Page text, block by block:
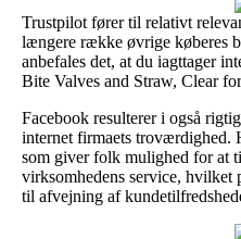
Trustpilot fører til relativt
længere række øvrige køberes
anbefales det, at du iagttager
Bite Valves and Straw, Clear
Facebook resulterer i også
internet firmaets troværdighed.
som giver folk mulighed for at
virksomhedens service, hvilket
til afvejning af